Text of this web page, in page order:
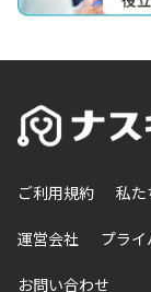
ご利用規約 私た
運営会社 プラ
お問い合わせ